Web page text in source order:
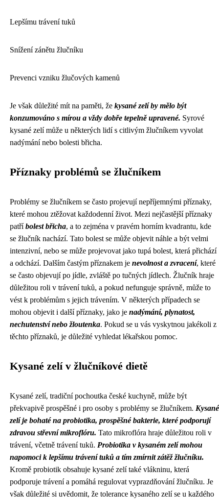
Lepšímu trávení tuků
Snížení zánětu žlučníku
Prevenci vzniku žlučových kamenů
Je však důležité mít na paměti, že kysané zelí by mělo být
konzumováno s mírou a vždy dobře tepelně upravené. Syrové
kysané zelí může u některých lidí s citlivým žlučníkem vyvolat
nadýmání nebo bolesti břicha.
Příznaky problémů se žlučníkem
Problémy se žlučníkem se často projevují nepříjemnými příznaky,
které mohou ztěžovat každodenní život. Mezi nejčastější příznaky
patříbolest břicha, a to zejména v pravém horním kvadrantu, kde
se žlučník nachází. Tato bolest se může objevit náhle a být velmi
intenzivní, nebo se může projevovat jako tupá bolest, která přichází
a odchází. Dalším častým příznakem je nevolnost a zvracení, které
se často objevují po jídle, zvláště po tučných jídlech. Žlučník hraje
důležitou roli v trávení tuků, a pokud nefunguje správně, může to
vést k problémům s jejich trávením. V některých případech se
mohou objevit i další příznaky, jako je nadýmání, plynatost,
nechutenství nebo žloutenka. Pokud se u vás vyskytnou jakékoli z
těchto příznaků, je důležité vyhledat lékařskou pomoc.
Kysané zelí v žlučníkové dietě
Kysané zelí, tradiční pochoutka české kuchyně, může být
překvapivě prospěšné i pro osoby s problémy se žlučníkem. Kysané
zelí je bohaté na probiotika, prospěšné bakterie, které podporují
zdravou střevní mikroflóru. Tato mikroflóra hraje důležitou roli v
trávení, včetně trávení tuků. Probiotika v kysaném zelí mohou
napomoci k lepšímu trávení tuků a tím zmírnit zátěž žlučníku.
Kromě probiotik obsahuje kysané zelí také vlákninu, která
podporuje trávení a pomáhá regulovat vyprazdňování žlučníku. Je
však důležité si uvědomit, že tolerance kysaného zelí se u každého